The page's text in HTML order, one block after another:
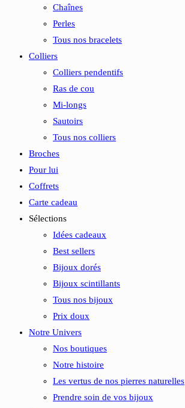
Chaînes
Perles
Tous nos bracelets
Colliers
Colliers pendentifs
Ras de cou
Mi-longs
Sautoirs
Tous nos colliers
Broches
Pour lui
Coffrets
Carte cadeau
Sélections
Idées cadeaux
Best sellers
Bijoux dorés
Bijoux scintillants
Tous nos bijoux
Prix doux
Notre Univers
Nos boutiques
Notre histoire
Les vertus de nos pierres naturelles
Prendre soin de vos bijoux